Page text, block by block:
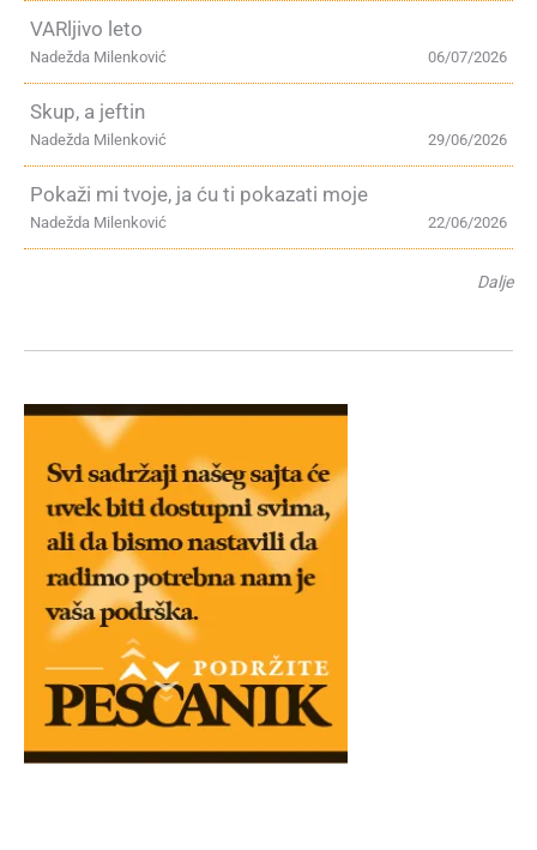
VARljivo leto
06/07/2026
Nadežda Milenković
Skup, a jeftin
29/06/2026
Nadežda Milenković
Pokaži mi tvoje, ja ću ti pokazati moje
22/06/2026
Nadežda Milenković
Dalje